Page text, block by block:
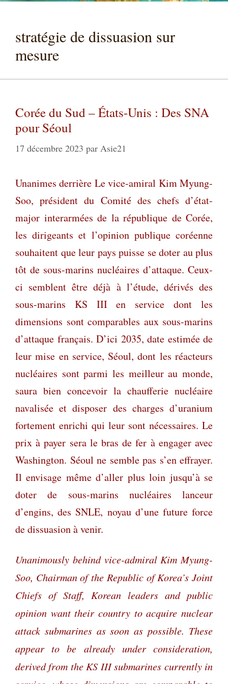
stratégie de dissuasion sur
mesure
Corée du Sud – États-Unis : Des SNA
pour Séoul
17 décembre 2023 par Asie21
Unanimes derrière Le vice-amiral Kim Myung-
Soo, président du Comité des chefs d’état-
major interarmées de la république de Corée,
les dirigeants et l’opinion publique coréenne
souhaitent que leur pays puisse se doter au plus
tôt de sous-marins nucléaires d’attaque. Ceux-
ci semblent être déjà à l’étude, dérivés des
sous-marins KS III en service dont les
dimensions sont comparables aux sous-marins
d’attaque français. D’ici 2035, date estimée de
leur mise en service, Séoul, dont les réacteurs
nucléaires sont parmi les meilleur au monde,
saura bien concevoir la chaufferie nucléaire
navalisée et disposer des charges d’uranium
fortement enrichi qui leur sont nécessaires. Le
prix à payer sera le bras de fer à engager avec
Washington. Séoul ne semble pas s’en effrayer.
Il envisage même d’aller plus loin jusqu’à se
doter de sous-marins nucléaires lanceur
d’engins, des SNLE, noyau d’une future force
de dissuasion à venir.
Unanimously behind vice-admiral Kim Myung-
Soo, Chairman of the Republic of Korea’s Joint
Chiefs of Staff, Korean leaders and public
opinion want their country to acquire nuclear
attack submarines as soon as possible. These
appear to be already under consideration,
derived from the KS III submarines currently in